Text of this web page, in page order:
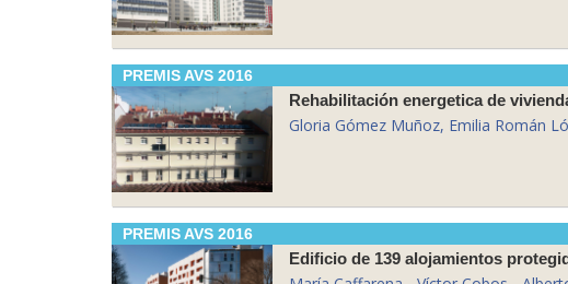
PREMIS AVS 2016
Rehabilitación energetica de
Gloria Gómez Muñoz, Emilia Román
PREMIS AVS 2016
Edificio de 139 alojamientos